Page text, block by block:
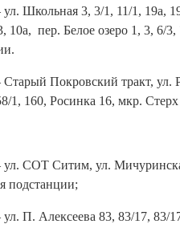
ул. Школьная 3, 3/1, 11/1, 19а,
10а, пер. Белое озеро 1, 3, 6/
Старый Покровский тракт,
1, 160, Росинка 16, мкр.
ул. СОТ Ситим, ул.
подстанции;
ул. П. Алексеева 83, 83/17, 83/